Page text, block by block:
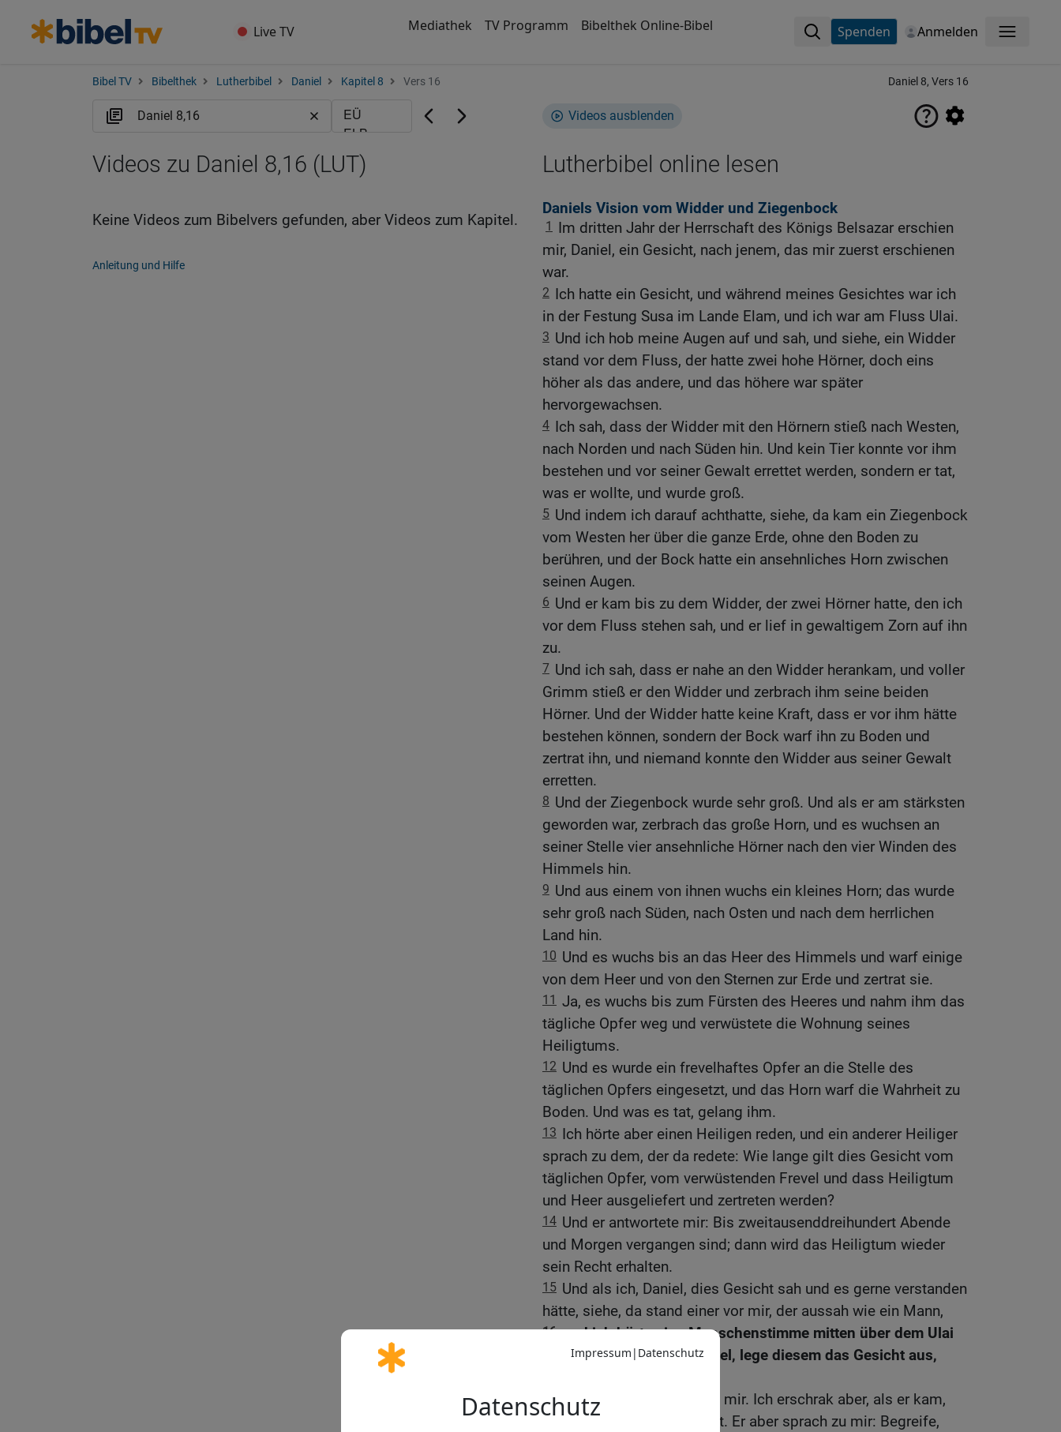
Live TV Mediathek TV Programm Bibelthek Online-Bibel Spenden Anmelden Menü
Bibel TV Bibelthek Lutherbibel Daniel Kapitel 8 Vers 16 Daniel 8, Vers 16
Videos ausblenden
Lutherbibel online lesen
Daniels Vision vom Widder und Ziegenbock
1
Im dritten Jahr der Herrschaft des Königs Belsazar erschien
mir, Daniel, ein Gesicht, nach jenem, das mir zuerst erschienen
war.
2 Ich hatte ein Gesicht, und während meines Gesichtes war ich
in der Festung Susa im Lande Elam, und ich war am Fluss Ulai.
3 Und ich hob meine Augen auf und sah, und siehe, ein Widder
stand vor dem Fluss, der hatte zwei hohe Hörner, doch eins
höher als das andere, und das höhere war später
hervorgewachsen.
4 Ich sah, dass der Widder mit den Hörnern stieß nach Westen,
nach Norden und nach Süden hin. Und kein Tier konnte vor ihm
bestehen und vor seiner Gewalt errettet werden, sondern er tat,
was er wollte, und wurde groß.
5 Und indem ich darauf achthatte, siehe, da kam ein Ziegenbock
vom Westen her über die ganze Erde, ohne den Boden zu
berühren, und der Bock hatte ein ansehnliches Horn zwischen
seinen Augen.
6 Und er kam bis zu dem Widder, der zwei Hörner hatte, den ich
vor dem Fluss stehen sah, und er lief in gewaltigem Zorn auf ihn
zu.
7 Und ich sah, dass er nahe an den Widder herankam, und voller
Grimm stieß er den Widder und zerbrach ihm seine beiden
Hörner. Und der Widder hatte keine Kraft, dass er vor ihm hätte
bestehen können, sondern der Bock warf ihn zu Boden und
zertrat ihn, und niemand konnte den Widder aus seiner Gewalt
erretten.
8 Und der Ziegenbock wurde sehr groß. Und als er am stärksten
geworden war, zerbrach das große Horn, und es wuchsen an
seiner Stelle vier ansehnliche Hörner nach den vier Winden des
Himmels hin.
9 Und aus einem von ihnen wuchs ein kleines Horn; das wurde
sehr groß nach Süden, nach Osten und nach dem herrlichen
Land hin.
10 Und es wuchs bis an das Heer des Himmels und warf einige
von dem Heer und von den Sternen zur Erde und zertrat sie.
11 Ja, es wuchs bis zum Fürsten des Heeres und nahm ihm das
tägliche Opfer weg und verwüstete die Wohnung seines
Heiligtums.
12 Und es wurde ein frevelhaftes Opfer an die Stelle des
täglichen Opfers eingesetzt, und das Horn warf die Wahrheit zu
Boden. Und was es tat, gelang ihm.
13 Ich hörte aber einen Heiligen reden, und ein anderer Heiliger
sprach zu dem, der da redete: Wie lange gilt dies Gesicht vom
täglichen Opfer, vom verwüstenden Frevel und dass Heiligtum
und Heer ausgeliefert und zertreten werden?
14 Und er antwortete mir: Bis zweitausenddreihundert Abende
und Morgen vergangen sind; dann wird das Heiligtum wieder
sein Recht erhalten.
15 Und als ich, Daniel, dies Gesicht sah und es gerne verstanden
hätte, siehe, da stand einer vor mir, der aussah wie ein Mann,
16 und ich hörte eine Menschenstimme mitten über dem Ulai
rufen und sprechen: Gabriel, lege diesem das Gesicht aus,
17 Und Gabriel trat nahe zu mir. Ich erschrak aber, als er kam,
und fiel auf mein Angesicht. Er aber sprach zu mir: Begreife,
Videos zu Daniel 8,16 (LUT)
Keine Videos zum Bibelvers gefunden, aber Videos zum Kapitel.
Anleitung und Hilfe